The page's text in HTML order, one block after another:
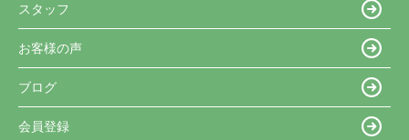
スタッフ
お客様の声
ブログ
会員登録